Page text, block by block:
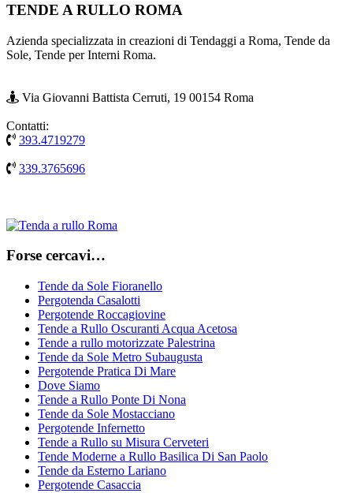
Footer
TENDE A RULLO ROMA
Azienda specializzata in creazioni di Tendaggi a Roma, Tende da
Sole, Tende per Interni Roma.
Via Giovanni Battista Cerruti, 19 00154 Roma
Contatti:
393.4719279
339.3765696
Forse cercavi…
Tende da Sole Fioranello
Pergotenda Casalotti
Pergotende Roccagiovine
Tende a Rullo Oscuranti Acqua Acetosa
Tende a rullo motorizzate Palestrina
Tende da Sole Metro Subaugusta
Pergotende Pratica Di Mare
Dove Siamo
Tende a Rullo Ponte Di Nona
Tende da Sole Mostacciano
Pergotende Infernetto
Tende a Rullo su Misura Cerveteri
Tende Moderne a Rullo Basilica Di San Paolo
Tende da Esterno Lariano
Pergotende Casaccia